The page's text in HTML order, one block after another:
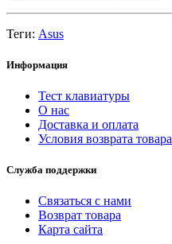
Теги: Asus
Информация
Тест клавиатуры
О нас
Доставка и оплата
Условия возврата товара
Служба поддержки
Связаться с нами
Возврат товара
Карта сайта